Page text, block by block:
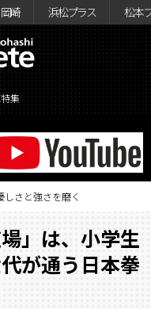
岡崎 浜松プラス 松本
集
さと強さを磨く
」は、小学生
が通う日本拳